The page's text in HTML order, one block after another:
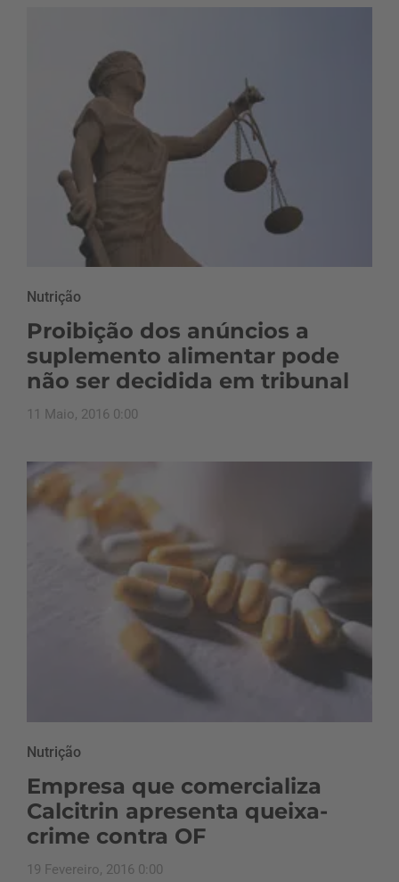
Nutrição
Proibição dos anúncios a
suplemento alimentar pode
não ser decidida em tribunal
11 Maio, 2016 0:00
Nutrição
Empresa que comercializa
Calcitrin apresenta queixa-
crime contra OF
19 Fevereiro, 2016 0:00